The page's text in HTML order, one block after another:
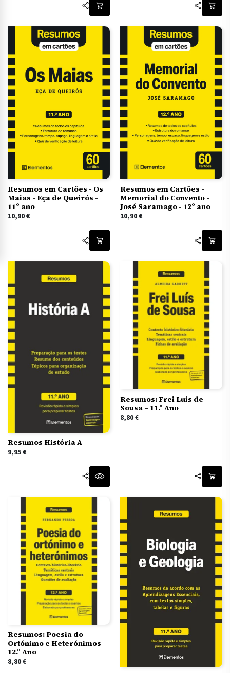
Resumos em Cartões - Os
Maias - Eça de Queirós -
11º ano
10,90€
Resumos em Cartões -
Memorial do Convento -
José Saramago - 12º ano
10,90€
Resumos História A
9,95€
Resumos: Frei Luís de
Sousa – 11.º Ano
8,80€
Resumos: Poesia do
Ortónimo e Heterónimos –
12.º Ano
8,80€